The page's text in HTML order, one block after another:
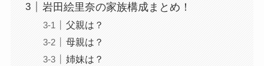
岩田絵里奈の家族構成まとめ！
父親は？
母親は？
姉妹は？